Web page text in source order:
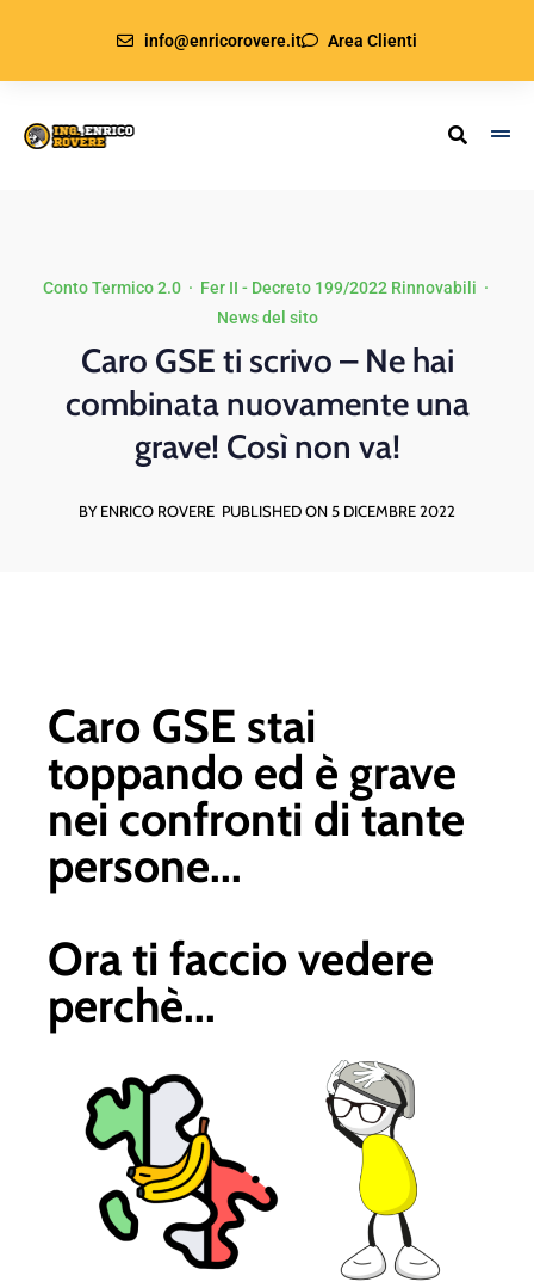
info@enricorovere.it Area Clienti
Conto Termico 2.0· Fer II - Decreto 199/2022 Rinnovabili ·
News del sito
Caro GSE ti scrivo – Ne hai
combinata nuovamente una
grave! Così non va!
BY ENRICO ROVERE PUBLISHED ON 5 DICEMBRE 2022
Caro GSE stai
toppando ed è grave
nei confronti di tante
persone...
Ora ti faccio vedere
perchè...